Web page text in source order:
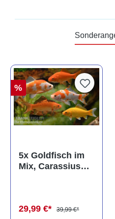
%
5x Goldfisch im
Mix, Carassius
29,99 €*
39,99 €*